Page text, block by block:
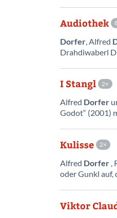
Audiothek
Dorfer, Alfred
Drahdiwaberl
I Stangl 2
Alfred Dorfer
Godot“ (2001)
Kulisse 2
Alfred Dorfer ,
oder Gunkl auf,
Viktor